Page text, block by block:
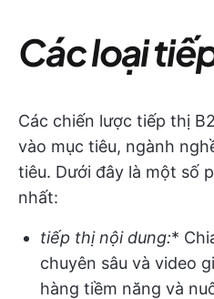
Các loại
Các chiến lược tiếp thị
vào mục tiêu, ngành
tiêu. Dưới đây là một số
nhất:
tiếp thị nội dung:*
chuyên sâu và video
hàng tiềm năng và